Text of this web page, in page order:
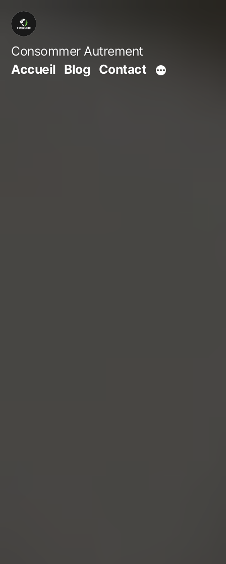
Aller
contenu
Consommer Autrement
Accueil Blog Contact